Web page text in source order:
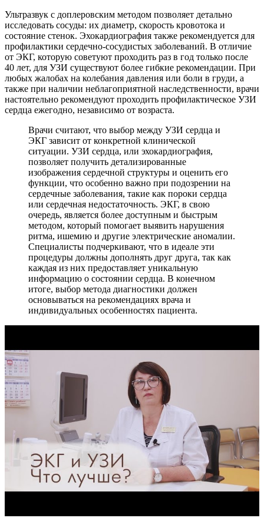
Ультразвук с доплеровским методом позволяет детально
исследовать сосуды: их диаметр, скорость кровотока и
состояние стенок. Эхокардиография также рекомендуется для
профилактики сердечно-сосудистых заболеваний. В отличие
от ЭКГ, которую советуют проходить раз в год только после
40 лет, для УЗИ существуют более гибкие рекомендации. При
любых жалобах на колебания давления или боли в груди, а
также при наличии неблагоприятной наследственности, врачи
настоятельно рекомендуют проходить профилактическое УЗИ
сердца ежегодно, независимо от возраста.
Врачи считают, что выбор между УЗИ сердца и
ЭКГ зависит от конкретной клинической
ситуации. УЗИ сердца, или эхокардиография,
позволяет получить детализированные
изображения сердечной структуры и оценить его
функции, что особенно важно при подозрении на
сердечные заболевания, такие как пороки сердца
или сердечная недостаточность. ЭКГ, в свою
очередь, является более доступным и быстрым
методом, который помогает выявить нарушения
ритма, ишемию и другие электрические аномалии.
Специалисты подчеркивают, что в идеале эти
процедуры должны дополнять друг друга, так как
каждая из них предоставляет уникальную
информацию о состоянии сердца. В конечном
итоге, выбор метода диагностики должен
основываться на рекомендациях врача и
индивидуальных особенностях пациента.